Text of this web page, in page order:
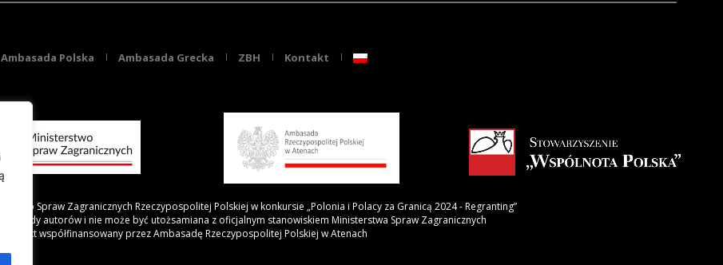
Ambasada Polska Ambasada Grecka ZBH Kontakt
Spraw Zagranicznych Rzeczypospolitej Polskiej w konkursie „Polonia i Polacy za Granicą 2024 - Regranting”
poglądy autorów i nie może być utożsamiana z oficjalnym stanowiskiem Ministerstwa Spraw Zagranicznych
Projekt współfinansowany przez Ambasadę Rzeczypospolitej Polskiej w Atenach